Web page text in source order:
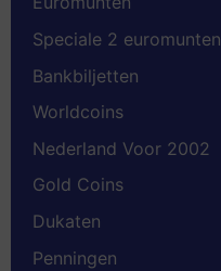
Speciale 2 euromunten
Bankbiljetten
Worldcoins
Nederland Voor 2002
Gold Coins
Dukaten
Penningen